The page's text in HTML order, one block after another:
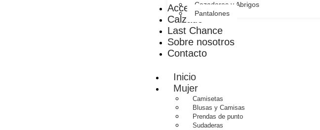
Cazadoras y Abrigos
Pantalones
Accesorios
Calzado
Last Chance
Sobre nosotros
Contacto
Inicio
Mujer
Camisetas
Blusas y Camisas
Prendas de punto
Sudaderas